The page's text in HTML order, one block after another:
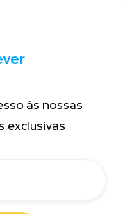
às nossas
exclusivas